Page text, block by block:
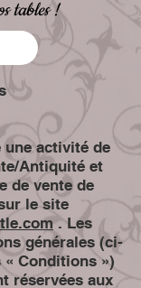
tables !
une activité de
Antiquité et
de vente de
le site
. Les
générales (ci-
« Conditions »)
réservées aux